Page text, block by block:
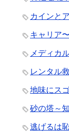
カインと
キャリア
メディカ
レンタル
地味にス
砂の塔～
逃げるは